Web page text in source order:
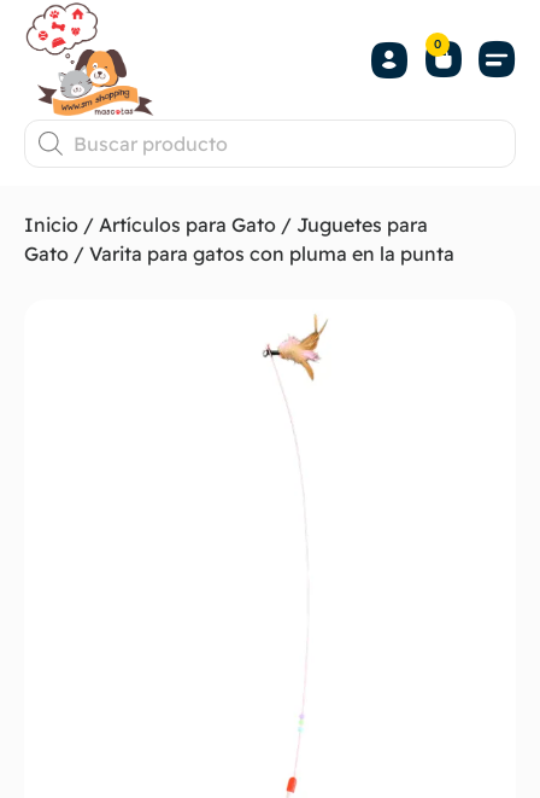
0
Inicio / Artículos para Gato / Juguetes para
Gato / Varita para gatos con pluma en la punta